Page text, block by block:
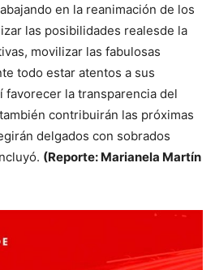
en la reanimación de los
las posibilidades realesde la
movilizar las fabulosas
todo estar atentos a sus
favorecer la transparencia del
contribuirán las próximas
delgados con sobrados
(Reporte: Marianela Martín